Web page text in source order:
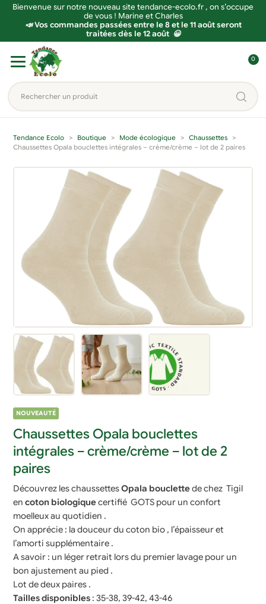
Bienvenue sur notre nouveau site tendance-ecolo.fr , on s’occupe
de vous ! Marine et Charles
📣 Vos commandes passées entre le 8 et le 11 août seront
traitées dès le 12 août 😀
navigation
contenu
Rechercher
un
produit...
o
n
x
n
0
Tendance Ecolo Boutique Mode écologique
Chaussettes
Chaussettes Opala bouclettes intégrales – crème/crème – lot de 2 paires
NOUVEAUTÉ
Chaussettes Opala bouclettes
intégrales – crème/crème – lot de 2
paires
Découvrez les chaussettesOpala bouclettede chez Tigil
encoton biologiquecertifié GOTS pour un confort
moelleux au quotidien .
On apprécie : la douceur du coton bio , l’épaisseur et
l’amorti supplémentaire .
A savoir : un léger retrait lors du premier lavage pour un
bon ajustement au pied .
Lot de deux paires .
Tailles disponibles : 35-38, 39-42, 43-46